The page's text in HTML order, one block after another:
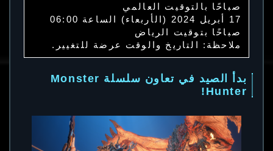
صباحًا بالتوقيت العالمي
17 أبريل 2024 (الأربعاء) الساعة 06:00
صباحًا بتوقيت الرياض
ملاحظة: التاريخ والوقت عرضة للتغيير.
بدأ الصيد في تعاون سلسلة Monster
Hunter!